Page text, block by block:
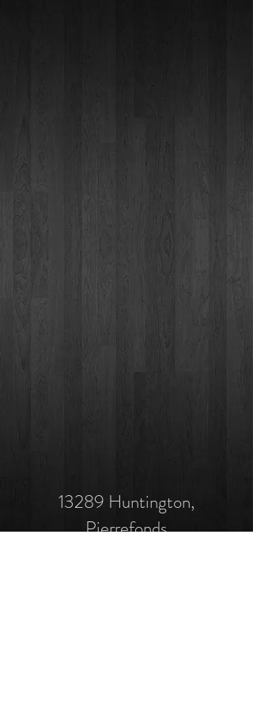
13289 Huntington,
Pierrefonds